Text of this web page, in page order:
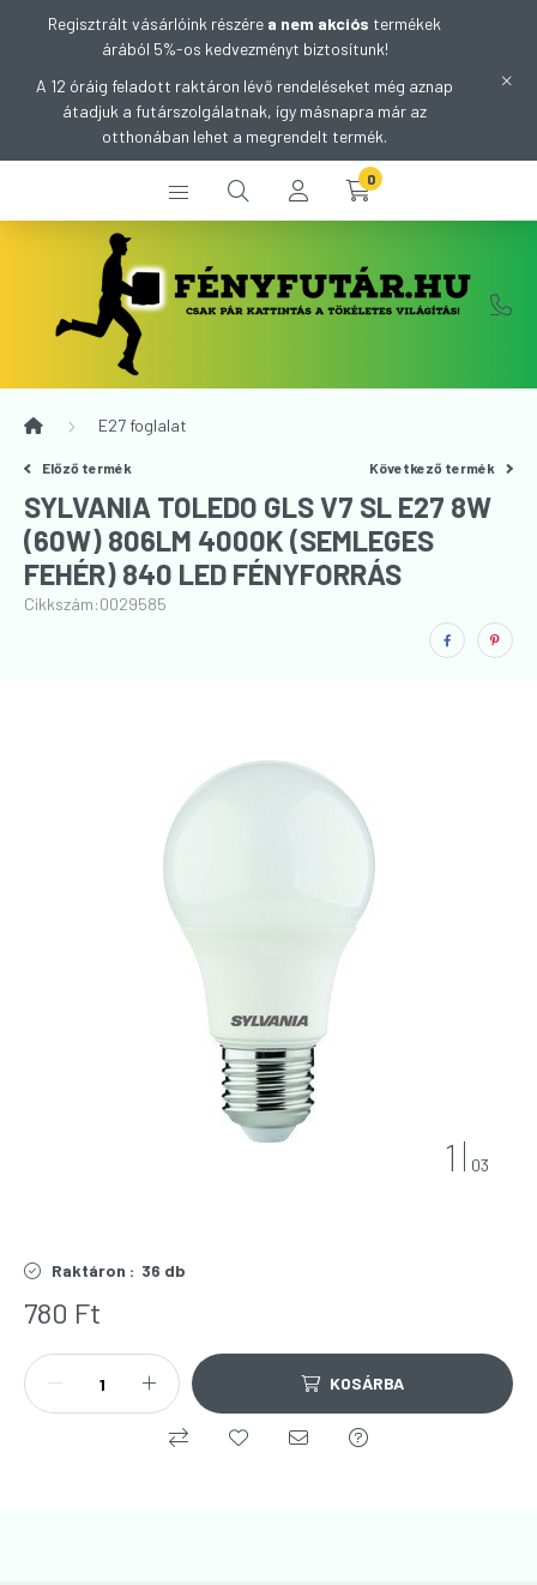
Regisztrált vásárlóink részére a nem akciós termékek
árából 5%-os kedvezményt biztosítunk!
A 12 óráig feladott raktáron lévő rendeléseket még aznap
átadjuk a futárszolgálatnak, így másnapra már az
otthonában lehet a megrendelt termék.
0
E27 foglalat
Előző termék Következő termék
SYLVANIA TOLEDO GLS V7 SL E27 8W
(60W) 806LM 4000K (SEMLEGES
FEHÉR) 840 LED FÉNYFORRÁS
Cikkszám:0029585
1 03
Raktáron : 36 db
780 Ft
KOSÁRBA